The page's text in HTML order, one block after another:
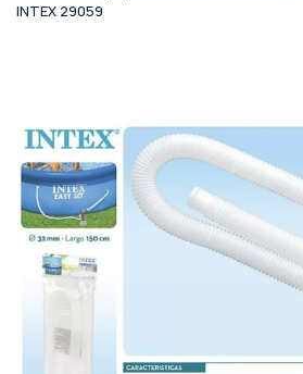
INTEX 29059